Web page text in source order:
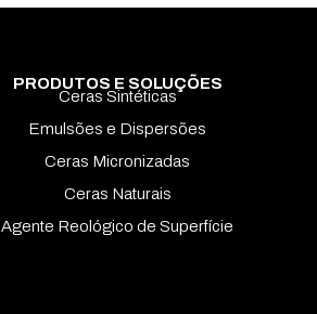
PRODUTOS E SOLUÇÕES
Ceras Sintéticas
Emulsões e Dispersões
Ceras Micronizadas
Ceras Naturais
Agente Reológico de Superfície